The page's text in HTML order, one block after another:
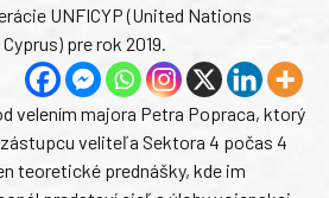
UNFICYP (United Nations
pre rok 2019.
velením majora Petra Popraca, ktorý
veliteľa Sektora 4 počas 4
teoretické prednášky, kde im